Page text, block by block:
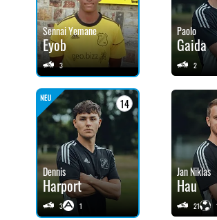
Sennai Yemane
Eyob
3
Paolo
Gaida
2
14
Dennis
Harport
3 1
Jan Niklas
Hau
21